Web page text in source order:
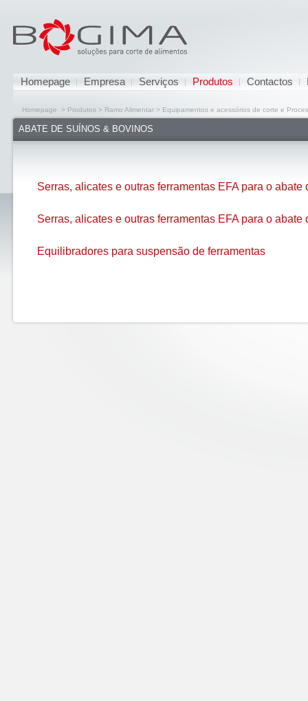
Homepage Empresa Serviços Produtos Contactos
Homepage > Produtos > Ramo Alimentar > Equipamentos e acessórios de corte e
ABATE DE SUÍNOS & BOVINOS
Serras, alicates e outras ferramentas EFA para o abate
Serras, alicates e outras ferramentas EFA para o abate
Equilibradores para suspensão de ferramentas